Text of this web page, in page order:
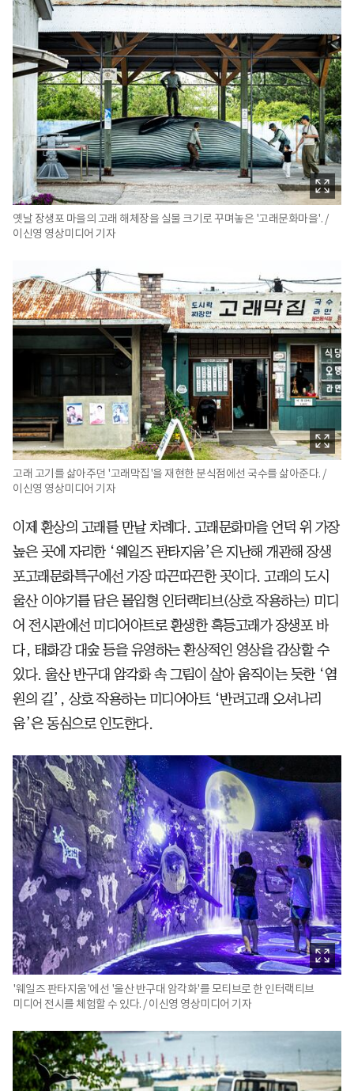
옛날 장생포 마을의 고래 해체장을 실물 크기로 꾸며놓은 '고래문화마을'. /
이신영 영상미디어 기자
고래 고기를 삶아주던 '고래막집'을 재현한 분식점에선 국수를 삶아준다. /
이신영 영상미디어 기자
이제 환상의 고래를 만날 차례다. 고래문화마을 언덕 위 가장
높은 곳에 자리한 ‘웨일즈 판타지움’은 지난해 개관해 장생
포고래문화특구에선 가장 따끈따끈한 곳이다. 고래의 도시
울산 이야기를 담은 몰입형 인터랙티브(상호 작용하는) 미디
어 전시관에선 미디어아트로 환생한 혹등고래가 장생포 바
다, 태화강 대숲 등을 유영하는 환상적인 영상을 감상할 수
있다. 울산 반구대 암각화 속 그림이 살아 움직이는 듯한 ‘염
원의 길’, 상호 작용하는 미디어아트 ‘반려고래 오셔나리
움’은 동심으로 인도한다.
'웨일즈 판타지움'에선 '울산 반구대 암각화'를 모티브로 한 인터랙티브
미디어 전시를 체험할 수 있다. / 이신영 영상미디어 기자